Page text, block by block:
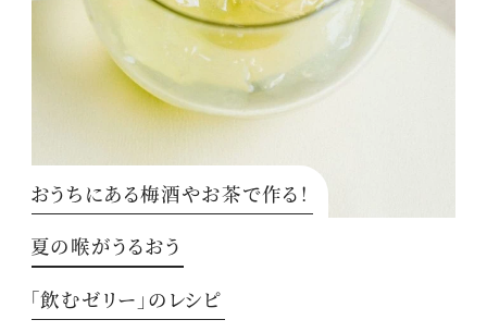
おうちにある梅酒やお茶で作る！
夏の喉がうるおう
「飲むゼリー」のレシピ